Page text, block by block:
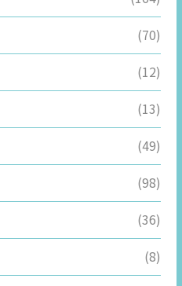
(70)
(12)
(13)
(49)
(98)
(36)
(8)